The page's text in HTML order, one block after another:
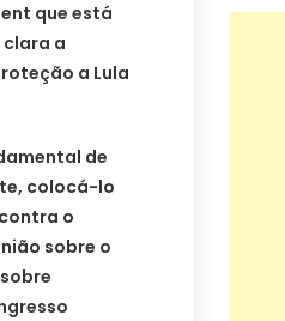
que está
clara a
a Lula
de
colocá-lo
o
sobre o